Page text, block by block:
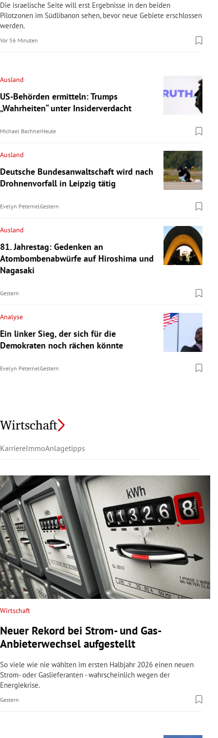
Die israelische Seite will erst Ergebnisse in den beiden
Pilotzonen im Südlibanon sehen, bevor neue Gebiete erschlossen
werden.
Vor 56 Minuten
Ausland
US-Behörden ermitteln: Trumps
„Wahrheiten“ unter Insiderverdacht
Michael BachnerHeute
Ausland
Deutsche Bundesanwaltschaft wird nach
Drohnenvorfall in Leipzig tätig
Evelyn PeternelGestern
Ausland
81. Jahrestag: Gedenken an
Atombombenabwürfe auf Hiroshima und
Nagasaki
Gestern
Analyse
Ein linker Sieg, der sich für die
Demokraten noch rächen könnte
Evelyn PeternelGestern
Wirtschaft
KarriereImmoAnlagetipps
Wirtschaft
Neuer Rekord bei Strom- und Gas-
Anbieterwechsel aufgestellt
So viele wie nie wählten im ersten Halbjahr 2026 einen neuen
Strom- oder Gaslieferanten - wahrscheinlich wegen der
Energiekrise.
Gestern